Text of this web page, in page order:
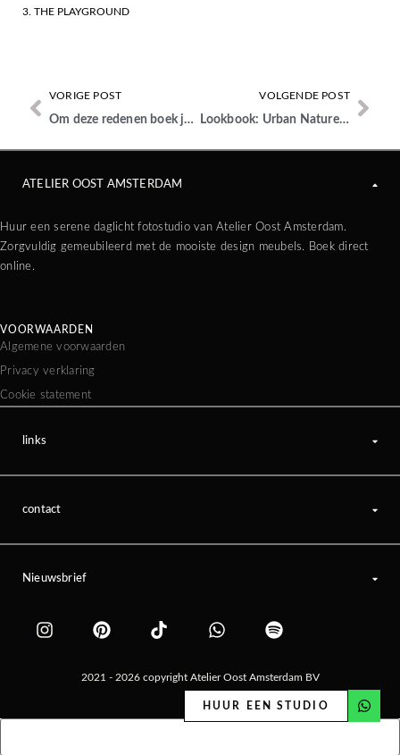
3. THE PLAYGROUND
VORIGE POST
Om deze redenen boek je een branding shoot
VOLGENDE POST
Lookbook: Urban Nature Culture in The Loft
HUUR EEN STUDIO
ATELIER OOST AMSTERDAM
Huur een serene daglicht fotostudio van Atelier Oost Amsterdam.
Zorgvuldig gemeubileerd met de mooiste design meubels. Boek direct
online.
VOORWAARDEN
Algemene voorwaarden
Privacy verklaring
Cookie statement
links
contact
Nieuwsbrief
2021 - 2026 copyright Atelier Oost Amsterdam BV